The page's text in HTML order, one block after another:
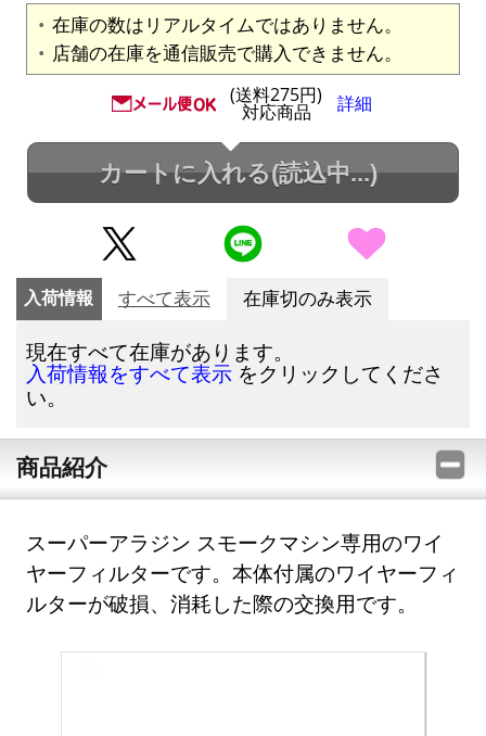
在庫の数はリアルタイムではありません。
店舗の在庫を通信販売で購入できません。
(送料275円)
対応商品 詳細
カートに入れる(読込中...)
入荷情報 すべて表示 在庫切のみ表示
現在すべて在庫があります。
入荷情報をすべて表示 をクリックしてくださ
い。
商品紹介
スーパーアラジン スモークマシン専用のワイ
ヤーフィルターです。本体付属のワイヤーフィ
ルターが破損、消耗した際の交換用です。